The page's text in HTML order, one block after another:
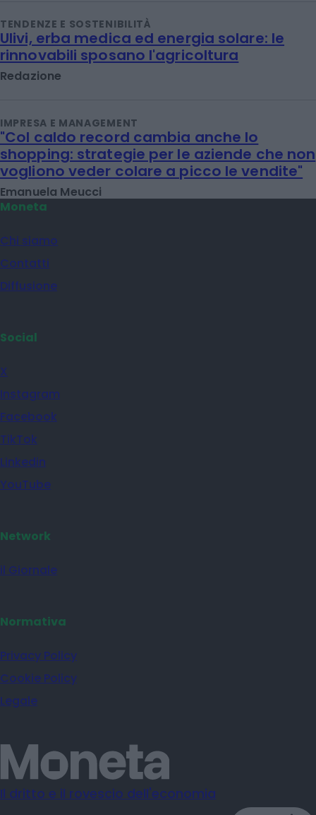
TENDENZE E SOSTENIBILITÀ
Ulivi, erba medica ed energia solare: le
rinnovabili sposano l'agricoltura
Redazione
IMPRESA E MANAGEMENT
"Col caldo record cambia anche lo
shopping: strategie per le aziende che non
vogliono veder colare a picco le vendite"
Emanuela Meucci
Moneta
Chi siamo
Contatti
Diffusione
Social
X
Instagram
Facebook
TikTok
Linkedin
YouTube
Network
il Giornale
Normativa
Privacy Policy
Cookie Policy
Legale
Il dritto e il rovescio dell'economia